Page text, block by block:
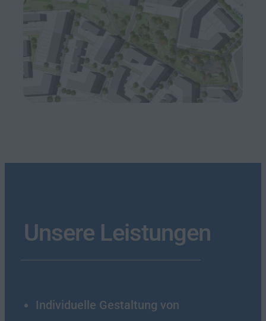
Unsere Leistungen
Individuelle Gestaltung von